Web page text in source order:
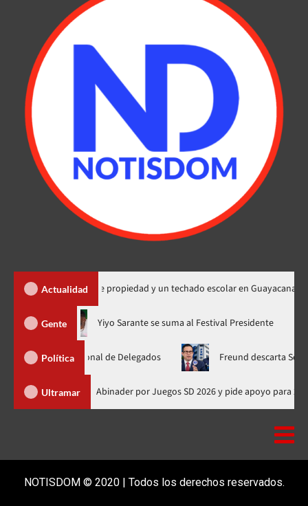
Actualidad
450 títulos de propiedad y un techado escolar en Guayacanal
Gente
en nuevo horario Yiyo Sarante se suma al Festival
Política
Nacional de Delegados Freund descarta Secretaría de
Ultramar
Presidente de Honduras felicita a Abinader por Juegos SD 2026 y pide
NOTISDOM © 2020 | Todos los derechos reservados.